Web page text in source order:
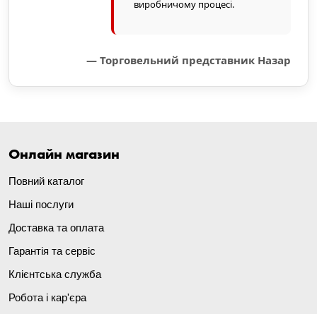
виробничому процесі.
— Торговельний представник Назар
Онлайн магазин
Повний каталог
Наші послуги
Доставка та оплата
Гарантія та сервіс
Клієнтська служба
Робота і кар'єра